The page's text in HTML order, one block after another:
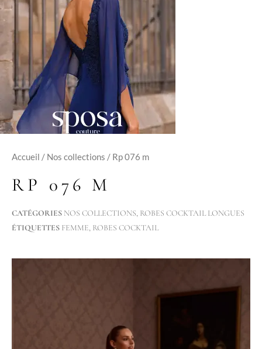
Accueil / Nos collections / Rp 076 m
RP 076 M
CATÉGORIES NOS COLLECTIONS, ROBES COCKTAIL LONGUES
ÉTIQUETTES FEMME, ROBES COCKTAIL